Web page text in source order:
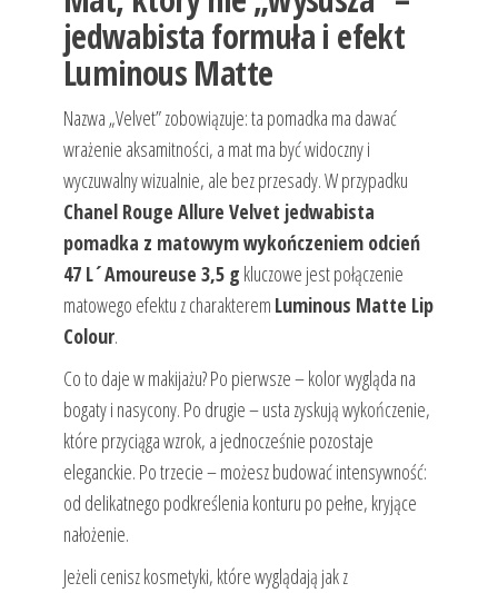
jedwabista formuła i efekt
Luminous Matte
Nazwa „Velvet” zobowiązuje: ta pomadka ma dawać
wrażenie aksamitności, a mat ma być widoczny i
wyczuwalny wizualnie, ale bez przesady. W przypadku
Chanel Rouge Allure Velvet jedwabista
pomadka z matowym wykończeniem odcień
47 L´Amoureuse 3,5 g kluczowe jest połączenie
matowego efektu z charakterem Luminous Matte Lip
Colour.
Co to daje w makijażu? Po pierwsze – kolor wygląda na
bogaty i nasycony. Po drugie – usta zyskują wykończenie,
które przyciąga wzrok, a jednocześnie pozostaje
eleganckie. Po trzecie – możesz budować intensywność:
od delikatnego podkreślenia konturu po pełne, kryjące
nałożenie.
Jeżeli cenisz kosmetyki, które wyglądają jak z